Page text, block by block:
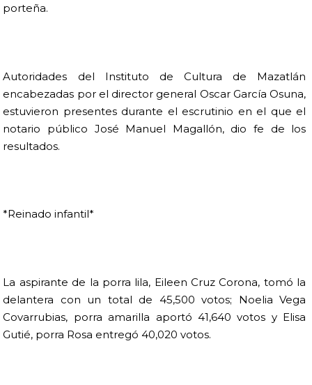
porteña.
Autoridades del Instituto de Cultura de Mazatlán
encabezadas por el director general Oscar García Osuna,
estuvieron presentes durante el escrutinio en el que el
notario público José Manuel Magallón, dio fe de los
resultados.
*Reinado infantil*
La aspirante de la porra lila, Eileen Cruz Corona, tomó la
delantera con un total de 45,500 votos; Noelia Vega
Covarrubias, porra amarilla aportó 41,640 votos y Elisa
Gutié, porra Rosa entregó 40,020 votos.